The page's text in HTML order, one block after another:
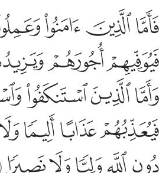
فاما الذين امنوا وعملوا الصالحات
فَأَمَّا ٱلَّذِينَ ءَامَنُوا۟ وَعَمِلُوا۟ ٱلصَّـٰلِحَـٰتِ
ﲓﲔﲕ
ﲘﲙ
ﲞﲟﲠ
ﲢﲣﲤ